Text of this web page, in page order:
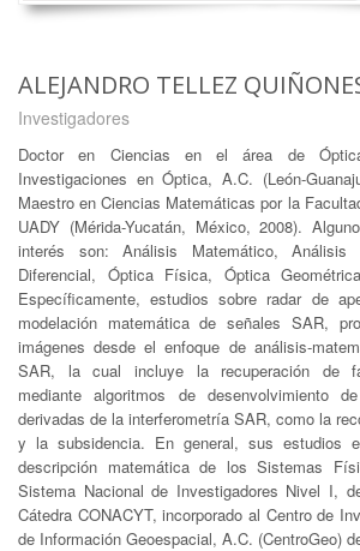
ALEJANDRO TELLEZ
Investigadores
Doctor en Ciencias en el área de
Investigaciones en Óptica, A.C. (León-
Maestro en Ciencias Matemáticas por la
UADY (Mérida-Yucatán, México, 2008).
interés son: Análisis Matemático, Análisis
Diferencial, Óptica Física, Óptica
Específicamente, estudios sobre radar de
modelación matemática de señales SAR,
imágenes desde el enfoque de análisis-
SAR, la cual incluye la recuperación de
mediante algoritmos de desenvolvimiento
derivadas de la interferometría SAR, como la
y la subsidencia. En general, sus estudios
descripción matemática de los Sistemas
Sistema Nacional de Investigadores Nivel I,
Cátedra CONACYT, incorporado al Centro de
de Información Geoespacial, A.C. (CentroGeo)